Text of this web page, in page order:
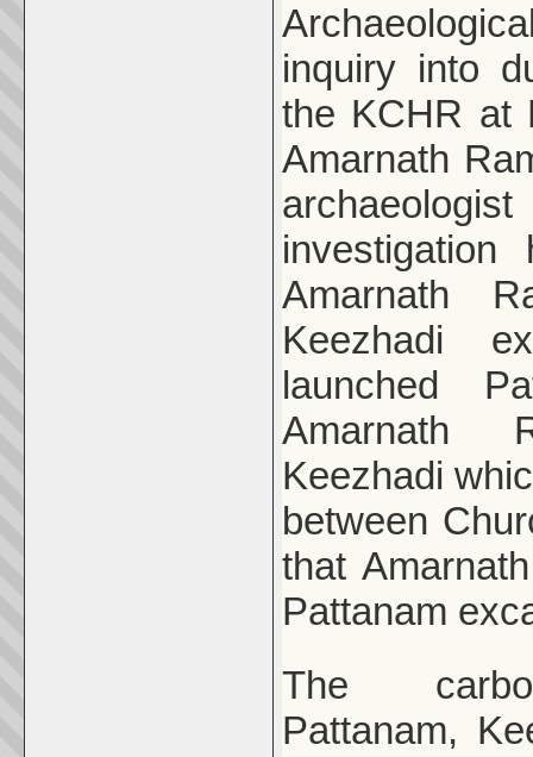
inquiry into
the KCHR at
Amarnath
Amarnath
Keezhadi
launched
Amarnath
Keezhadi
between
that
Pattanam
The
Pattanam,